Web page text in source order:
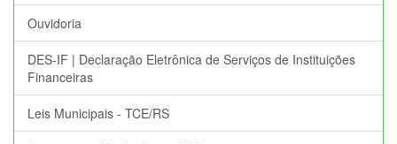
Ouvidoria
DES-IF | Declaração Eletrônica de Serviços de Instituições
Financeiras
Leis Municipais - TCE/RS